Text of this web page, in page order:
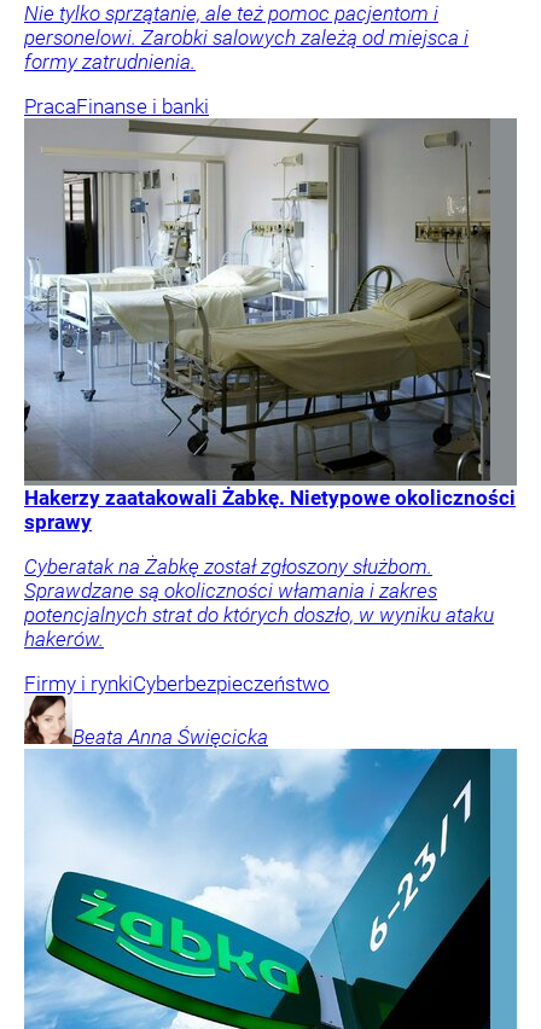
Nie tylko sprzątanie, ale też pomoc pacjentom i
personelowi. Zarobki salowych zależą od miejsca i
formy zatrudnienia.
PracaFinanse i banki
Hakerzy zaatakowali Żabkę. Nietypowe okoliczności
sprawy
Cyberatak na Żabkę został zgłoszony służbom.
Sprawdzane są okoliczności włamania i zakres
potencjalnych strat do których doszło, w wyniku ataku
hakerów.
Firmy i rynkiCyberbezpieczeństwo
Beata Anna Święcicka